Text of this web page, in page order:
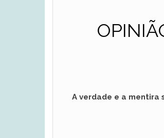
A verdade e a mentira